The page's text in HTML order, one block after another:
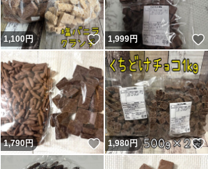
いいね！
1,100円 いいね！
1,999円
いいね！
1,790円 いいね！
1,980円